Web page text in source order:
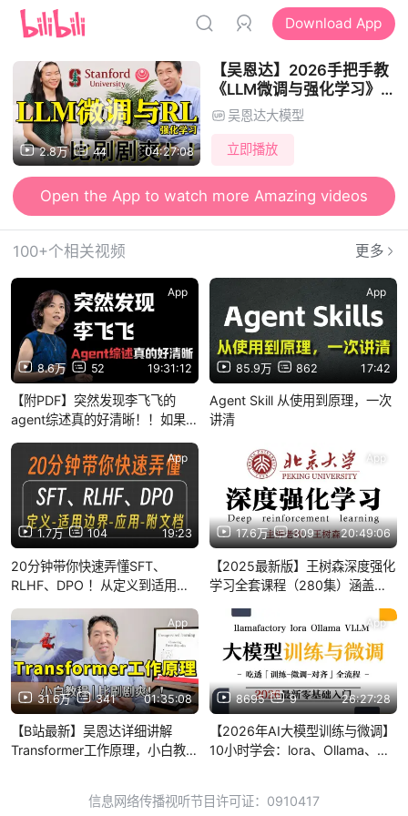
Download App
2.8万 44 04:27:08
【吴恩达】2026手把手教
《LLM微调与强化学习》教
程！附代码_大模型微调
_LangChain_RAG_agent_
生成式AI
吴恩达大模型
立即播放
Open the App to watch more Amazing videos
100+个相关视频 更多
8.6万 52 19:31:12
App
【附PDF】突然发现李飞飞的
agent综述真的好清晰！！如果你
整理的这份综述！！
85.9万 862 17:42
App
Agent Skill 从使用到原理，一次
讲清
1.7万 104 19:23
App
20分钟带你快速弄懂SFT、
RLHF、DPO ！从定义到适用边
17.6万 309 20:49:06
App
【2025最新版】王树森深度强化
学习全套课程（280集）涵盖
Learning/SARSA算法等强化学
习经典算法！学完即可就业！
31.6万 341 01:35:08
App
【B站最新】吴恩达详细讲解
Transformer工作原理，小白教
8695 9 26:27:28
App
【2026年AI大模型训练与微调】
10小时学会：lora、Ollama、
目
信息网络传播视听节目许可证：0910417